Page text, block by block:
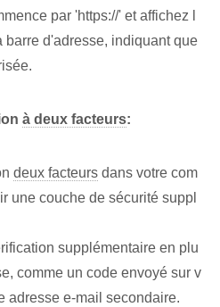
par 'https://' et affichez l
barre d'adresse, indiquant que
à deux facteurs:
deux facteurs dans votre com
une couche de sécurité suppl
supplémentaire en plu
comme un code envoyé sur v
adresse e-mail secondaire.